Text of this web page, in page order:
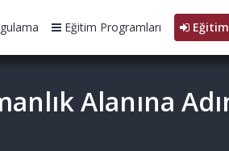
Eğitim Programları
Alanına